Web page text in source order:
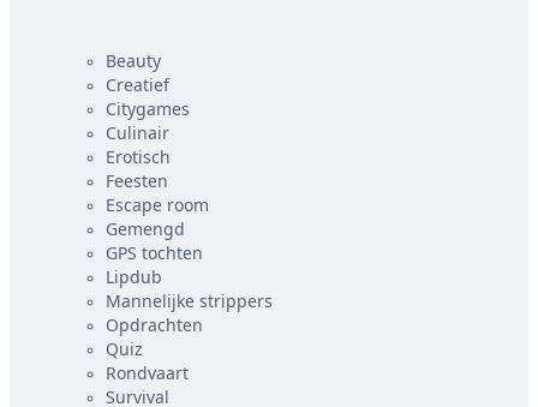
Beauty
Creatief
Citygames
Culinair
Erotisch
Feesten
Escape room
Gemengd
GPS tochten
Lipdub
Mannelijke strippers
Opdrachten
Quiz
Rondvaart
Survival